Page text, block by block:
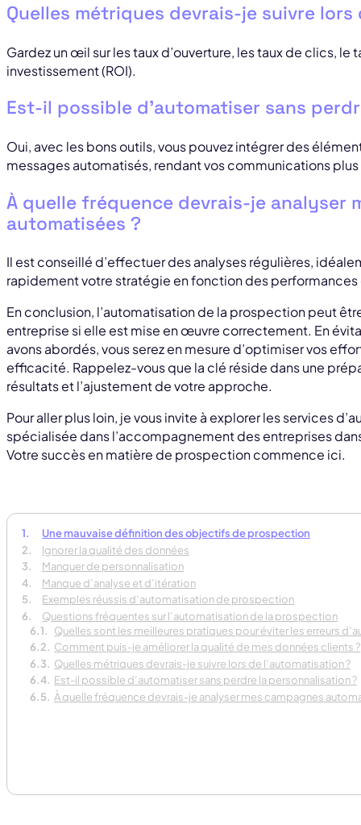
Quelles métriques devrais-je suivre lors
Gardez un œil sur les taux d’ouverture, les taux de clics, le
investissement (ROI).
Est-il possible d’automatiser sans
Oui, avec les bons outils, vous pouvez intégrer des
messages automatisés, rendant vos communications
À quelle fréquence devrais-je analyser
automatisées ?
Il est conseillé d’effectuer des analyses régulières,
rapidement votre stratégie en fonction des
En conclusion, l’automatisation de la prospection peut
entreprise si elle est mise en œuvre correctement. En
avons abordés, vous serez en mesure d’optimiser vos
efficacité. Rappelez-vous que la clé réside dans une
résultats et l’ajustement de votre approche.
Pour aller plus loin, je vous invite à explorer les services
spécialisée dans l’accompagnement des entreprises
Votre succès en matière de prospection commence ici.
Une mauvaise définition des objectifs de prospection
Ignorer la qualité des données
Manquer de personnalisation
Manque d’analyse et d’itération
Exemples réussis d’automatisation de prospection
Questions fréquentes sur l’automatisation de la prospection
Quelles sont les meilleures pratiques pour éviter les erreurs
Comment puis-je améliorer la qualité de mes données clients ?
Quelles métriques devrais-je suivre lors de l’automatisation ?
Est-il possible d’automatiser sans perdre la personnalisation ?
À quelle fréquence devrais-je analyser mes campagnes